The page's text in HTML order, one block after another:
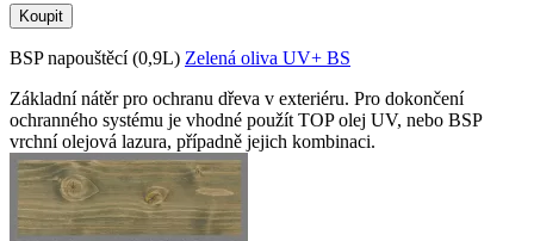
BSP napouštěcí (0,9L) Zelená oliva UV+ BS
Základní nátěr pro ochranu dřeva v exteriéru. Pro dokončení
ochranného systému je vhodné použít TOP olej UV, nebo BSP
vrchní olejová lazura, případně jejich kombinaci.